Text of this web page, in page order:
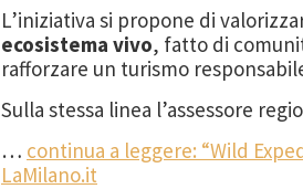
L’iniziativa si propone di
ecosistema vivo, fatto di
rafforzare un turismo
Sulla stessa linea l’assessore
… continua a leggere: “Wild
LaMilano.it